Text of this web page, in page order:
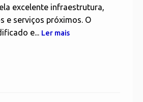
excelente infraestrutura,
e serviços próximos. O
e... Ler mais